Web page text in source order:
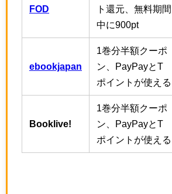
FOD
ト還元、無料期間
中に900pt
ebookjapan
1巻分半額クーポ
ン、PayPayとT
ポイントが使える
Booklive!
1巻分半額クーポ
ン、PayPayとT
ポイントが使える